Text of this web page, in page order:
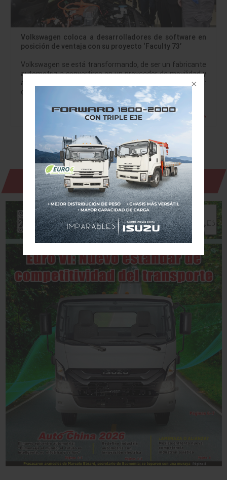
Volkswagen coloca a desarrolladores de software en
posición de ventaja con su proyecto ‘Faculty 73’
Volkswagen se está transformando, de ser un fabricante
automotriz a convertirse en un proveedor de movilidad y
acelera el ritmo con la implementación de su estrategia:
capacitar a cientos de…
Leer más »
Revista Digital